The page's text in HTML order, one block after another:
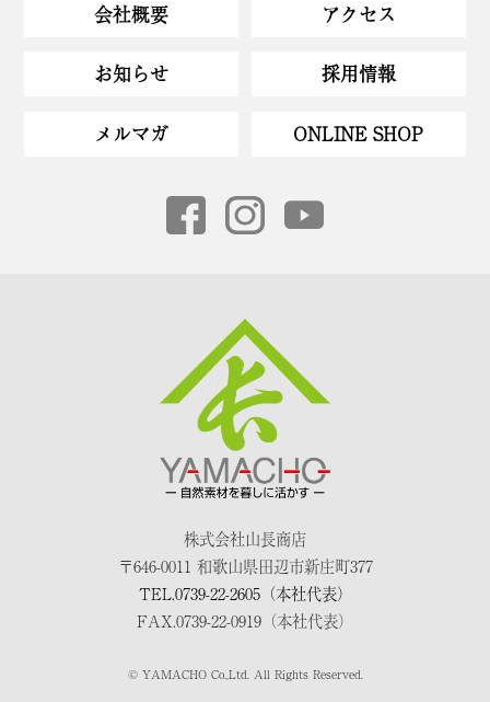
会社概要 アクセス
お知らせ 採用情報
メルマガ ONLINE SHOP
株式会社山長商店
〒646-0011 和歌山県田辺市新庄町377
TEL.0739-22-2605（本社代表）
FAX.0739-22-0919（本社代表）
© YAMACHO Co.,Ltd. All Rights Reserved.